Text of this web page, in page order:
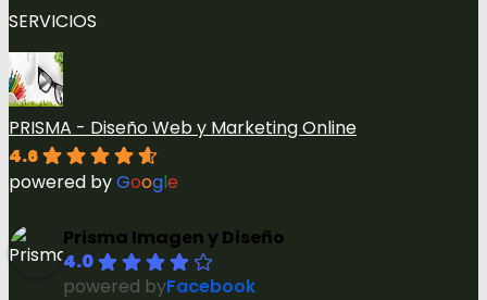
SERVICIOS
PRISMA - Diseño Web y Marketing Online
4.6
powered byGoogle
Prisma Imagen y Diseño
4.0
powered byFacebook